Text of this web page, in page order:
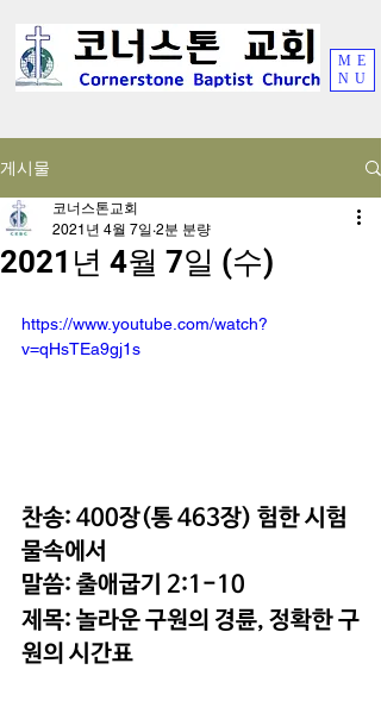
ME
NU
게시물
2021년 4월 7일 (수)
코너스톤교회
2021년 4월 7일 2분 분량
https://www.youtube.com/watch?
v=qHsTEa9gj1s
찬송: 400장(통 463장) 험한 시험
물속에서
말씀: 출애굽기 2:1-10
제목: 놀라운 구원의 경륜, 정확한 구
원의 시간표